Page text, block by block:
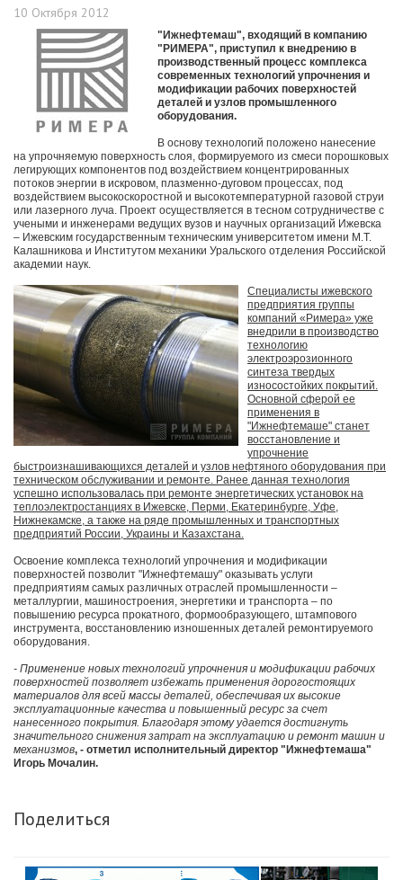
10 Октября 2012
"Ижнефтемаш", входящий в компанию
"РИМЕРА", приступил к внедрению в
производственный процесс комплекса
современных технологий упрочнения и
модификации рабочих поверхностей
деталей и узлов промышленного
оборудования.
В основу технологий положено нанесение
на упрочняемую поверхность слоя, формируемого из смеси порошковых
легирующих компонентов под воздействием концентрированных
потоков энергии в искровом, плазменно-дуговом процессах, под
воздействием высокоскоростной и высокотемпературной газовой струи
или лазерного луча. Проект осуществляется в тесном сотрудничестве с
учеными и инженерами ведущих вузов и научных организаций Ижевска
– Ижевским государственным техническим университетом имени М.Т.
Калашникова и Институтом механики Уральского отделения Российской
академии наук.
Специалисты ижевского
предприятия группы
компаний «Римера» уже
внедрили в производство
технологию
электроэрозионного
синтеза твердых
износостойких покрытий.
Основной сферой ее
применения в
"Ижнефтемаше" станет
восстановление и
упрочнение
быстроизнашивающихся деталей и узлов нефтяного оборудования при
техническом обслуживании и ремонте. Ранее данная технология
успешно использовалась при ремонте энергетических установок на
теплоэлектростанциях в Ижевске, Перми, Екатеринбурге, Уфе,
Нижнекамске, а также на ряде промышленных и транспортных
предприятий России, Украины и Казахстана.
Освоение комплекса технологий упрочнения и модификации
поверхностей позволит "Ижнефтемашу" оказывать услуги
предприятиям самых различных отраслей промышленности –
металлургии, машиностроения, энергетики и транспорта – по
повышению ресурса прокатного, формообразующего, штампового
инструмента, восстановлению изношенных деталей ремонтируемого
оборудования.
- Применение новых технологий упрочнения и модификации рабочих
поверхностей позволяет избежать применения дорогостоящих
материалов для всей массы деталей, обеспечивая их высокие
эксплуатационные качества и повышенный ресурс за счет
нанесенного покрытия. Благодаря этому удается достигнуть
значительного снижения затрат на эксплуатацию и ремонт машин и
механизмов, - отметил исполнительный директор "Ижнефтемаша"
Игорь Мочалин.
Поделиться